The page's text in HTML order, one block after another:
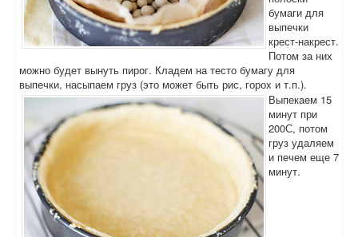
бумаги для
выпечки
крест-накрест.
Потом за них
можно будет вынуть пирог. Кладем на тесто бумагу для
выпечки, насыпаем груз (это может быть рис, горох и т.п.).
Выпекаем 15
минут при
200С, потом
груз удаляем
и печем еще 7
минут.